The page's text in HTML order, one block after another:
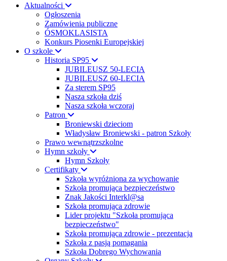
Aktualności
Ogłoszenia
Zamówienia publiczne
ÓSMOKLASISTA
Konkurs Piosenki Europejskiej
O szkole
Historia SP95
JUBILEUSZ 50-LECIA
JUBILEUSZ 60-LECIA
Za sterem SP95
Nasza szkoła dziś
Nasza szkoła wczoraj
Patron
Broniewski dzieciom
Władysław Broniewski - patron Szkoły
Prawo wewnątrzszkolne
Hymn szkoły
Hymn Szkoły
Certifikaty
Szkoła wyróżniona za wychowanie
Szkoła promująca bezpieczeństwo
Znak Jakości Interkl@sa
Szkoła promująca zdrowie
Lider projektu "Szkoła promująca
bezpieczeństwo"
Szkoła promująca zdrowie - prezentacja
Szkoła z pasją pomagania
Szkoła Dobrego Wychowania